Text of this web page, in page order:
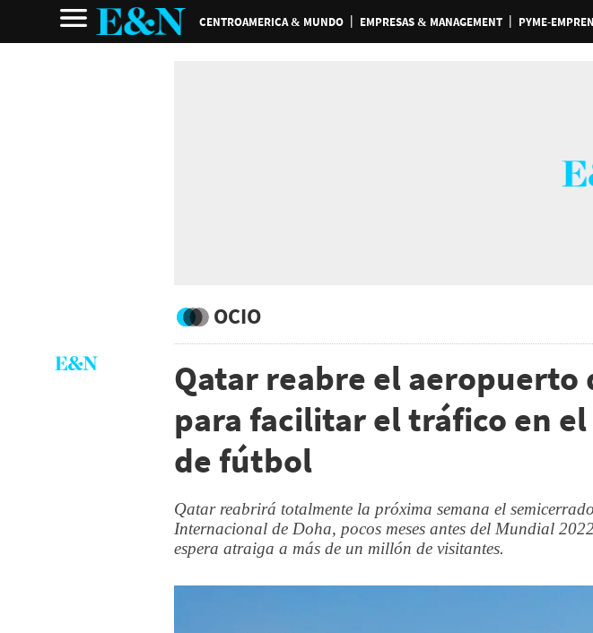
CENTROAMERICA & MUNDO EMPRESAS & MANAGEMENT PYME-
OCIO
Qatar reabre el aeropuerto
para facilitar el tráfico en
de fútbol
Qatar reabrirá totalmente la próxima semana el
Internacional de Doha, pocos meses antes del Mundial
espera atraiga a más de un millón de visitantes.